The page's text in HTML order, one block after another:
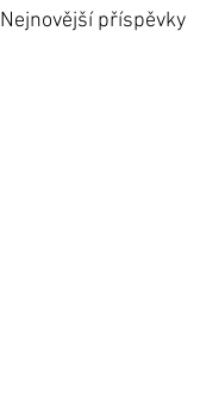
Nejnovější příspěvky